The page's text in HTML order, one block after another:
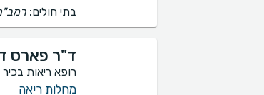
בתי חולים:
ד"ר פארס
רופא ריאות
מחלות ריאה